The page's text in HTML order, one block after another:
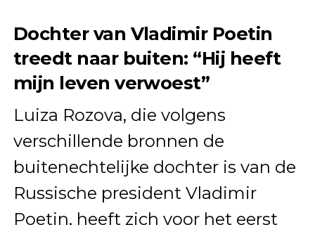
Dochter van Vladimir Poetin
treedt naar buiten: “Hij heeft
mijn leven verwoest”
Luiza Rozova, die volgens
verschillende bronnen de
buitenechtelijke dochter is van de
Russische president Vladimir
Poetin, heeft zich voor het eerst